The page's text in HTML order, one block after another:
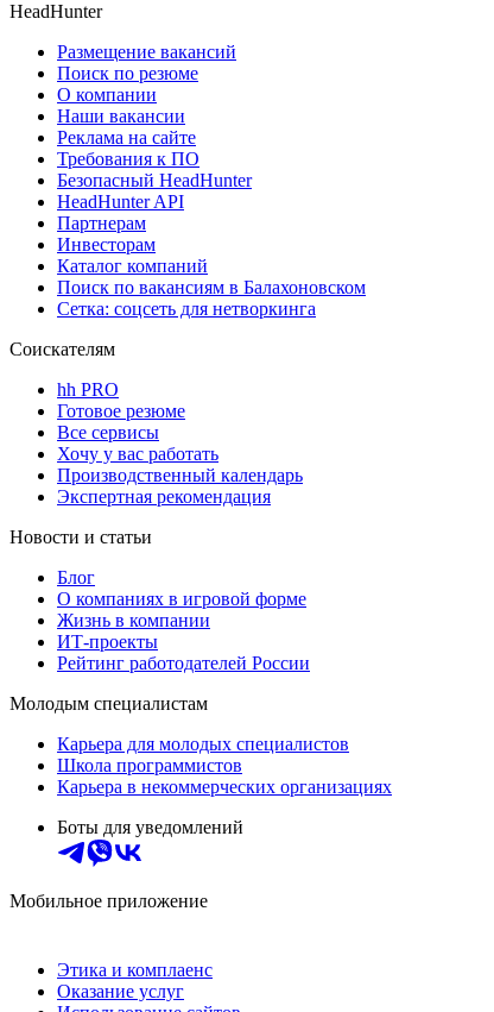
HeadHunter
Размещение вакансий
Поиск по резюме
О компании
Наши вакансии
Реклама на сайте
Требования к ПО
Безопасный HeadHunter
HeadHunter API
Партнерам
Инвесторам
Каталог компаний
Поиск по вакансиям в Балахоновском
Сетка: соцсеть для нетворкинга
Соискателям
hh PRO
Готовое резюме
Все сервисы
Хочу у вас работать
Производственный календарь
Экспертная рекомендация
Новости и статьи
Блог
О компаниях в игровой форме
Жизнь в компании
ИТ-проекты
Рейтинг работодателей России
Молодым специалистам
Карьера для молодых специалистов
Школа программистов
Карьера в некоммерческих организациях
Боты для уведомлений
Мобильное приложение
Этика и комплаенс
Оказание услуг